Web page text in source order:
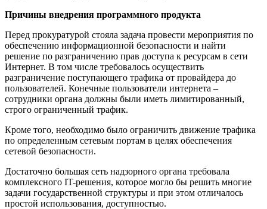
Причины внедрения программного продукта
Перед прокуратурой стояла задача провести мероприятия по
обеспечению информационной безопасности и найти
решение по разграничению прав доступа к ресурсам в сети
Интернет. В том числе требовалось осуществить
разграничение поступающего трафика от провайдера до
пользователей. Конечные пользователи интернета –
сотрудники органа должны были иметь лимитированный,
строго ограниченный трафик.
Кроме того, необходимо было ограничить движение трафика
по определенным сетевым портам в целях обеспечения
сетевой безопасности.
Достаточно большая сеть надзорного органа требовала
комплексного IT-решения, которое могло бы решить многие
задачи государственной структуры и при этом отличалось
простой использования, доступностью.